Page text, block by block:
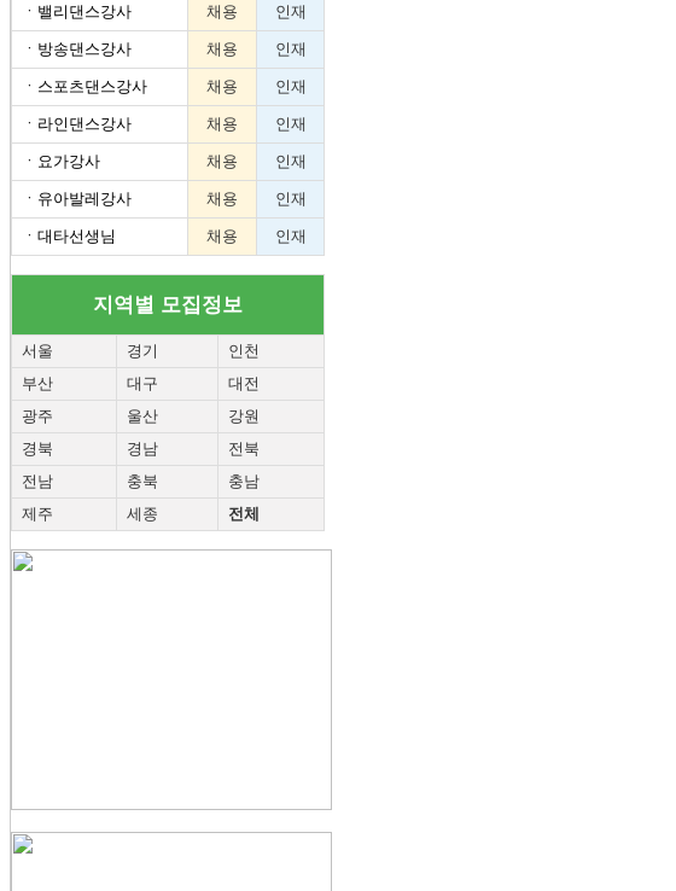
ㆍ 밸리댄스강사 채용 인재
ㆍ 방송댄스강사 채용 인재
ㆍ 스포츠댄스강사 채용 인재
ㆍ 라인댄스강사 채용 인재
ㆍ 요가강사 채용 인재
ㆍ 유아발레강사 채용 인재
ㆍ 대타선생님 채용 인재
지역별 모집정보
서울 경기
인천
부산
대구
대전
광주
울산
강원
경북
경남
전북
전남
충북
충남
제주
세종 전체